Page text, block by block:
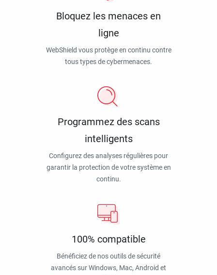
Bloquez les menaces en
ligne
WebShield vous protège en continu contre
tous types de cybermenaces.
Programmez des scans
intelligents
Configurez des analyses régulières pour
garantir la protection de votre système en
continu.
100% compatible
Bénéficiez de nos outils de sécurité
avancés sur Windows, Mac, Android et